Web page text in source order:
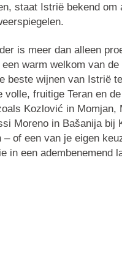
staat Istrië bekend om
is meer dan alleen
warm welkom van de
beste wijnen van Istrië
fruitige Teran en
Kozlović in Momjan,
Morenoin Bašanija bij
of een van je eigen
in een adembenemend